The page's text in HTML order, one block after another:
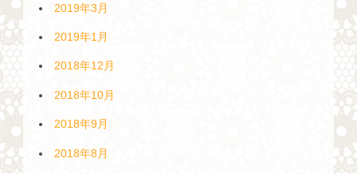
2019年3月
2019年1月
2018年12月
2018年10月
2018年9月
2018年8月